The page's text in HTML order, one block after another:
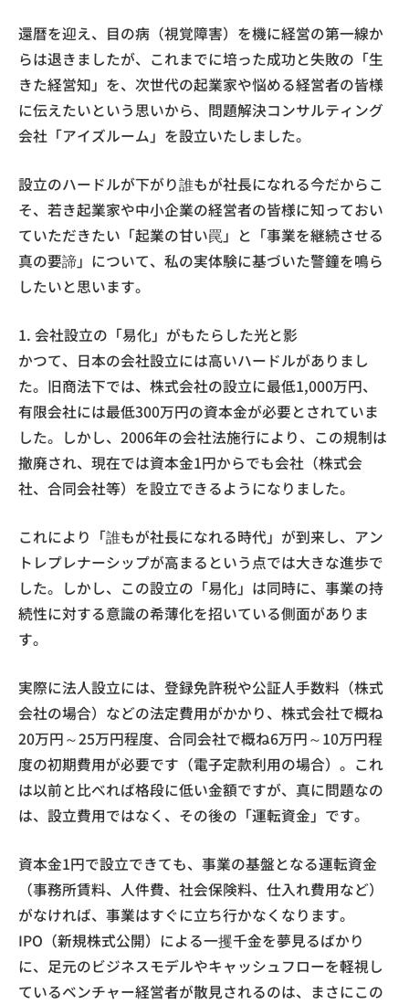
還暦を迎え、目の病（視覚障害）を機に経営の第一線か
らは退きましたが、これまでに培った成功と失敗の「生
きた経営知」を、次世代の起業家や悩める経営者の皆様
に伝えたいという思いから、問題解決コンサルティング
会社「アイズルーム」を設立いたしました。
設立のハードルが下がり誰もが社長になれる今だからこ
そ、若き起業家や中小企業の経営者の皆様に知っておい
ていただきたい「起業の甘い罠」と「事業を継続させる
真の要諦」について、私の実体験に基づいた警鐘を鳴ら
したいと思います。
1. 会社設立の「易化」がもたらした光と影
かつて、日本の会社設立には高いハードルがありまし
た。旧商法下では、株式会社の設立に最低1,000万円、
有限会社には最低300万円の資本金が必要とされていま
した。しかし、2006年の会社法施行により、この規制は
撤廃され、現在では資本金1円からでも会社（株式会
社、合同会社等）を設立できるようになりました。
これにより「誰もが社長になれる時代」が到来し、アン
トレプレナーシップが高まるという点では大きな進歩で
した。しかし、この設立の「易化」は同時に、事業の持
続性に対する意識の希薄化を招いている側面がありま
す。
実際に法人設立には、登録免許税や公証人手数料（株式
会社の場合）などの法定費用がかかり、株式会社で概ね
20万円～25万円程度、合同会社で概ね6万円～10万円程
度の初期費用が必要です（電子定款利用の場合）。これ
は以前と比べれば格段に低い金額ですが、真に問題なの
は、設立費用ではなく、その後の「運転資金」です。
資本金1円で設立できても、事業の基盤となる運転資金
（事務所賃料、人件費、社会保険料、仕入れ費用など）
がなければ、事業はすぐに立ち行かなくなります。
IPO（新規株式公開）による一攫千金を夢見るばかり
に、足元のビジネスモデルやキャッシュフローを軽視し
ているベンチャー経営者が散見されるのは、まさにこの